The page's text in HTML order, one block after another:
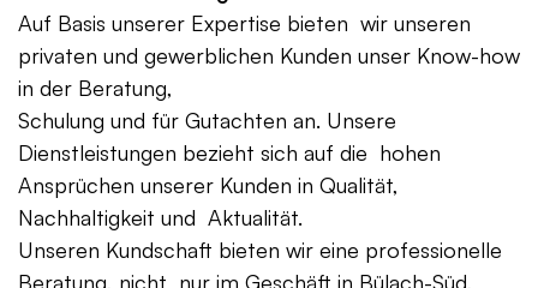
Auf Basis unserer Expertise bieten wir unseren
privaten und gewerblichen Kunden unser Know-how
in der Beratung,
Schulung und für Gutachten an. Unsere
Dienstleistungen bezieht sich auf die hohen
Ansprüchen unserer Kunden in Qualität,
Nachhaltigkeit und Aktualität.
Unseren Kundschaft bieten wir eine professionelle
Beratung, nicht nur im Geschäft in Bülach-Süd,